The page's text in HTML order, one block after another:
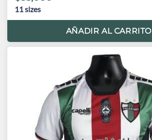
11 sizes
AÑADIR AL CARRITO